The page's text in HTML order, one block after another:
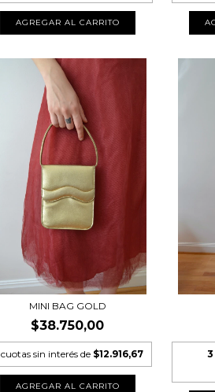
MINI BAG GOLD
$38.750,00
cuotas sin interés de $12.916,67 3